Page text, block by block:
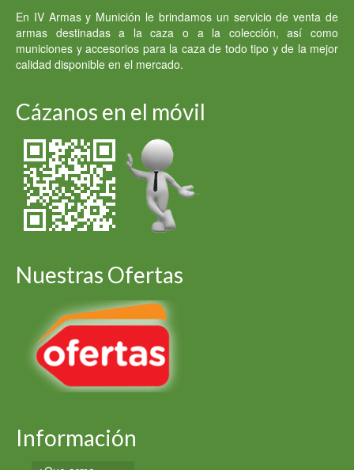
En IV Armas y Munición le brindamos un servicio de venta de
armas destinadas a la caza o a la colección, así como
municiones y accesorios para la caza de todo tipo y de la mejor
calidad disponible en el mercado.
Cázanos en el móvil
Nuestras Ofertas
Información